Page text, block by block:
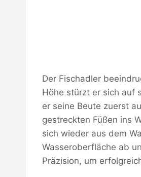
Der Fischadler
Höhe stürzt er sich auf
er seine Beute zuerst
gestreckten Füßen ins
sich wieder aus dem
Wasseroberfläche ab
Präzision, um